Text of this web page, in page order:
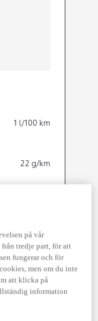
1 l/100 km
22 g/km
2 487cc
kw (306 hk)
på vår
tredje part, för att
fungerar och för
men om du inte
att klicka på
information